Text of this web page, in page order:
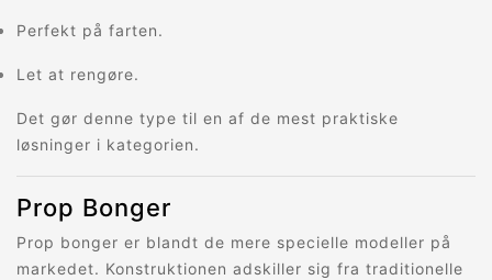
Perfekt på farten.
Let at rengøre.
Det gør denne type til en af de mest praktiske
løsninger i kategorien.
Prop Bonger
Prop bonger er blandt de mere specielle modeller på
markedet. Konstruktionen adskiller sig fra traditionelle